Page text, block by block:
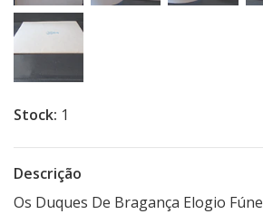
Stock: 1
Descrição
Os Duques De Bragança Elogio